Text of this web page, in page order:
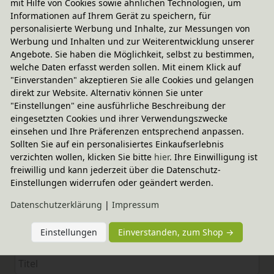
Elternerfahrungen
4.92 / 5
Bewertungssterne
5
von
5
4
von
5
3
von
5
2
von
5
1
von
5
mit Hilfe von Cookies sowie ähnlichen Technologien, um
Informationen auf Ihrem Gerät zu speichern, für
personalisierte Werbung und Inhalte, zur Messungen von
Werbung und Inhalten und zur Weiterentwicklung unserer
Angebote. Sie haben die Möglichkeit, selbst zu bestimmen,
welche Daten erfasst werden sollen. Mit einem Klick auf
"Einverstanden" akzeptieren Sie alle Cookies und gelangen
direkt zur Website. Alternativ können Sie unter
"Einstellungen" eine ausführliche Beschreibung der
eingesetzten Cookies und ihrer Verwendungszwecke
einsehen und Ihre Präferenzen entsprechend anpassen.
Sollten Sie auf ein personalisiertes Einkaufserlebnis
verzichten wollen, klicken Sie bitte hier. Ihre Einwilligung ist
freiwillig und kann jederzeit über die Datenschutz-
Einstellungen widerrufen oder geändert werden.
Daten­schutz­erklärung | Impressum
Einstellungen Einverstanden, zum Shop →